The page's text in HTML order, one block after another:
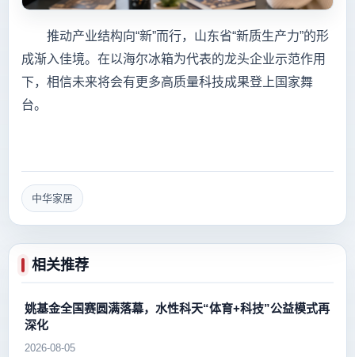
推动产业结构向“新”而行，山东省“新质生产力”的形
成渐入佳境。在以海尔冰箱为代表的龙头企业示范作用
下，相信未来将会有更多高质量科技成果登上国家舞
台。
中华家居
相关推荐
姚基金全国赛圆满落幕，水性科天“体育+科技”公益模式再
深化
2026-08-05